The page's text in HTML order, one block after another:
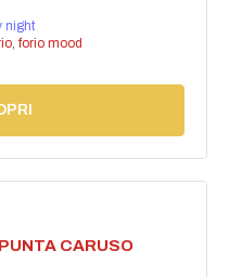
night
, forio mood
CARUSO